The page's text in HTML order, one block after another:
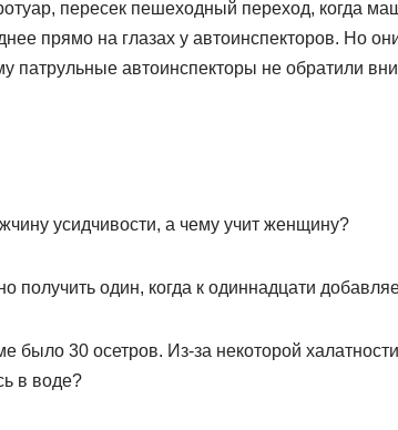
пересек пешеходный переход, когда
прямо на глазах у автоинспекторов. Но
патрульные автоинспекторы не обратили
усидчивости, а чему учит женщину?
получить один, когда к одиннадцати
30 осетров. Из-за некоторой
в воде?